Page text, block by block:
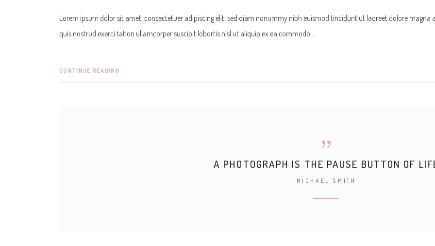
Lorem ipsum dolor sit amet, consectetuer adipiscing elit, sed diam nonummy nibh euismod tincidunt ut laoreet dolore
quis nostrud exerci tation ullamcorper suscipit lobortis nisl ut aliquip ex ea commodo
CONTINUE READING
A PHOTOGRAPH IS THE PAUSE BUTTON OF
MICHAEL SMITH